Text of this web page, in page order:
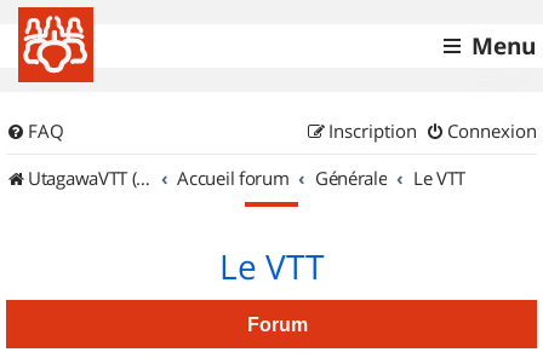
Menu
FAQ Connexion
Inscription
UtagawaVTT (Randos VTT et VTTAE avec traces GPS)
Accueil forum Générale Le VTT
Le VTT
Forum